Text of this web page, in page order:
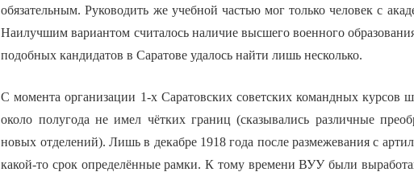
обязательным. Руководить же учебной частью мог только человек с
Наилучшим вариантом считалось наличие высшего военного
подобных кандидатов в Саратове удалось найти лишь несколько.
С момента организации 1-х Саратовских советских командных курсов
около полугода не имел чётких границ (сказывались различные
новых отделений). Лишь в декабре 1918 года после размежевания с
какой-то срок определённые рамки. К тому времени ВУУ были